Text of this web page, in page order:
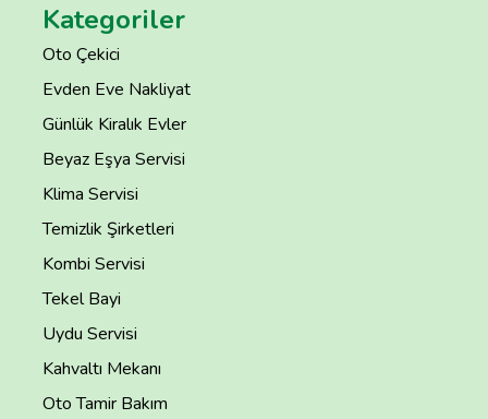
Kategoriler
Oto Çekici
Evden Eve Nakliyat
Günlük Kiralık Evler
Beyaz Eşya Servisi
Klima Servisi
Temizlik Şirketleri
Kombi Servisi
Tekel Bayi
Uydu Servisi
Kahvaltı Mekanı
Oto Tamir Bakım